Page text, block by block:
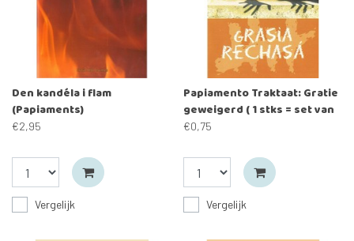
Den kandéla i flam
(Papiaments)
€2,95
Vergelijk
Papiamento Traktaat: Gratie
geweigerd ( 1 stks = set van
10 dezelfde traktaten)
€0,75
Vergelijk